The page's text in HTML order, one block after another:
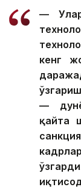
—
кенг
—
қайта